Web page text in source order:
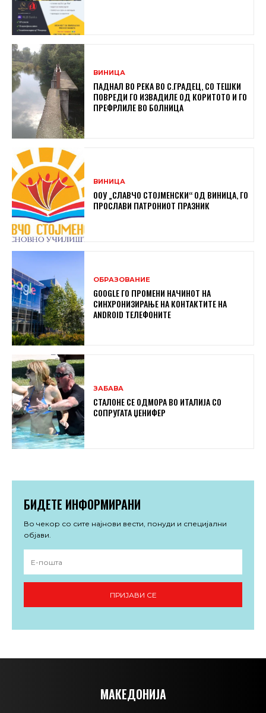
ВИНИЦА
ПАДНАЛ ВО РЕКА ВО С.ГРАДЕЦ, СО ТЕШКИ
ПОВРЕДИ ГО ИЗВАДИЛЕ ОД КОРИТОТО И ГО
ПРЕФРЛИЛЕ ВО БОЛНИЦА
ВИНИЦА
ООУ „СЛАВЧО СТОЈМЕНСКИ“ ОД ВИНИЦА, ГО
ПРОСЛАВИ ПАТРОНИОТ ПРАЗНИК
ОБРАЗОВАНИЕ
GOOGLE ГО ПРОМЕНИ НАЧИНОТ НА
СИНХРОНИЗИРАЊЕ НА КОНТАКТИТЕ НА
ANDROID ТЕЛЕФОНИТЕ
ЗАБАВА
СТАЛОНЕ СЕ ОДМОРА ВО ИТАЛИЈА СО
СОПРУГАТА ЏЕНИФЕР
БИДЕТЕ ИНФОРМИРАНИ
Во чекор со сите најнови вести, понуди и специјални
објави.
ПРИЈАВИ СЕ
МАКЕДОНИЈА